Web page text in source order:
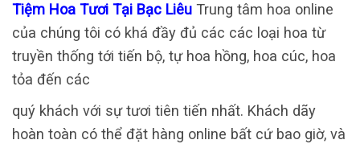
Tiệm Hoa Tươi Tại Bạc Liêu Trung tâm hoa online
của chúng tôi có khá đầy đủ các các loại hoa từ
truyền thống tới tiến bộ, tự hoa hồng, hoa cúc, hoa
tỏa đến các
quý khách với sự tươi tiên tiến nhất. Khách dãy
hoàn toàn có thể đặt hàng online bất cứ bao giờ, và